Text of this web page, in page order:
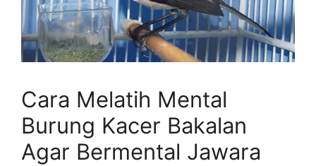
Cara Melatih Mental
Burung Kacer Bakalan
Agar Bermental Jawara